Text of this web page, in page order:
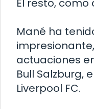
El resto, como
Mané ha
actuaciones
Bull Salzburg,
Liverpool FC.